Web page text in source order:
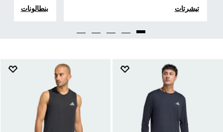
تيشرتات بنطالونات